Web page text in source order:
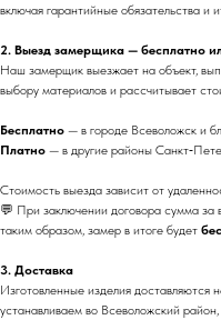
включая гарантийные обязательства и
2. Выезд замерщика — бесплатно
Наш замерщик выезжает на объект,
выбору материалов и рассчитывает
Бесплатно — в городе Всеволожск и
Платно — в другие районы
Стоимость выезда зависит от
💬 При заключении договора сумма
таким образом, замер в итоге будет
3. Доставка
Изготовленные изделия доставляются
устанавливаем во Всеволожский